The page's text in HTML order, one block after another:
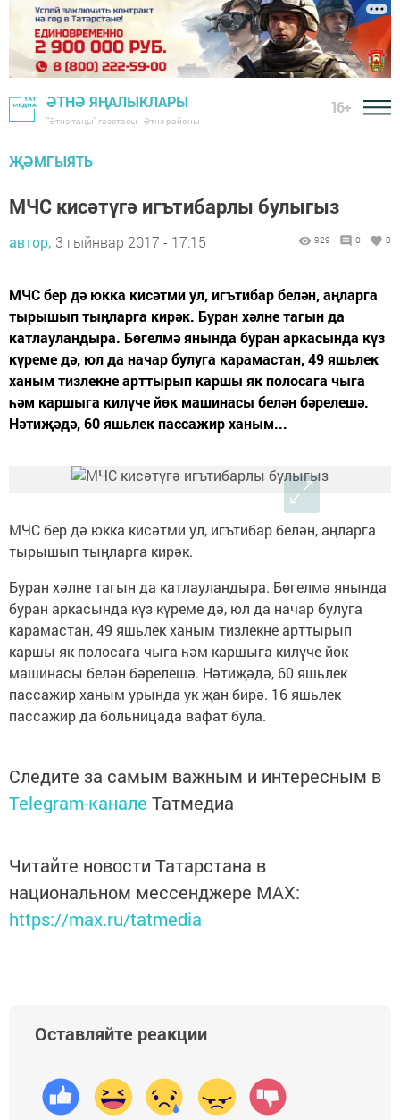
ӘТНӘ ЯҢАЛЫКЛАРЫ
"Әтнә таңы" газетасы - Әтнә районы
16+
ҖӘМГЫЯТЬ
МЧС кисәтүгә игътибарлы булыгыз
автор, 3 гыйнвар 2017 - 17:15 929 0 0
МЧС бер дә юкка кисәтми ул, игътибар белән, аңларга
тырышып тыңларга кирәк. Буран хәлне тагын да
катлауландыра. Бөгелмә янында буран аркасында күз
күреме дә, юл да начар булуга карамастан, 49 яшьлек
ханым тизлекне арттырып каршы як полосага чыга
һәм каршыга килүче йөк машинасы белән бәрелешә.
Нәтиҗәдә, 60 яшьлек пассажир ханым...
МЧС бер дә юкка кисәтми ул, игътибар белән, аңларга
тырышып тыңларга кирәк.
Буран хәлне тагын да катлауландыра. Бөгелмә янында
буран аркасында күз күреме дә, юл да начар булуга
карамастан, 49 яшьлек ханым тизлекне арттырып
каршы як полосага чыга һәм каршыга килүче йөк
машинасы белән бәрелешә. Нәтиҗәдә, 60 яшьлек
пассажир ханым урында ук җан бирә. 16 яшьлек
пассажир да больницада вафат була.
Следите за самым важным и интересным в
Telegram-канале Татмедиа
Читайте новости Татарстана в
национальном мессенджере MАХ:
https://max.ru/tatmedia
Оставляйте реакции